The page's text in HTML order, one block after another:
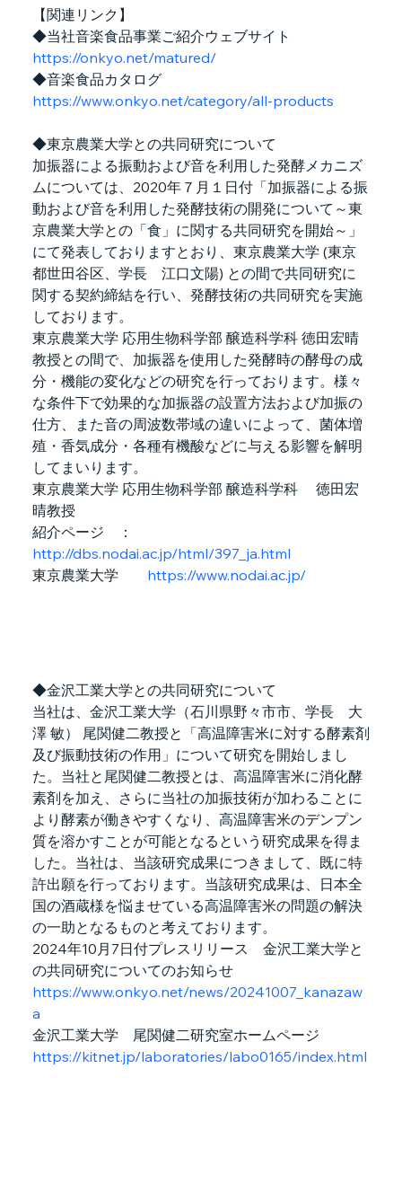
【関連リンク】
◆当社音楽食品事業ご紹介ウェブサイト
https://onkyo.net/matured/
◆音楽食品カタログ
https://www.onkyo.net/category/all-products
◆東京農業大学との共同研究について
加振器による振動および音を利用した発酵メカニズ
ムについては、2020年７月１日付「加振器による振
動および音を利用した発酵技術の開発について～東
京農業大学との「食」に関する共同研究を開始～」
にて発表しておりますとおり、東京農業大学 (東京
都世田谷区、学長　江口文陽) との間で共同研究に
関する契約締結を行い、発酵技術の共同研究を実施
しております。
東京農業大学 応用生物科学部 醸造科学科 徳田宏晴
教授との間で、加振器を使用した発酵時の酵母の成
分・機能の変化などの研究を行っております。様々
な条件下で効果的な加振器の設置方法および加振の
仕方、また音の周波数帯域の違いによって、菌体増
殖・香気成分・各種有機酸などに与える影響を解明
してまいります。
東京農業大学 応用生物科学部 醸造科学科　 徳田宏
晴教授
紹介ページ　：
http://dbs.nodai.ac.jp/html/397_ja.html
東京農業大学 https://www.nodai.ac.jp/
◆金沢工業大学との共同研究について
当社は、金沢工業大学（石川県野々市市、学長　大
澤 敏） 尾関健二教授と「高温障害米に対する酵素剤
及び振動技術の作用」について研究を開始しまし
た。当社と尾関健二教授とは、高温障害米に消化酵
素剤を加え、さらに当社の加振技術が加わることに
より酵素が働きやすくなり、高温障害米のデンプン
質を溶かすことが可能となるという研究成果を得ま
した。当社は、当該研究成果につきまして、既に特
許出願を行っております。当該研究成果は、日本全
国の酒蔵様を悩ませている高温障害米の問題の解決
の一助となるものと考えております。
2024年10月7日付プレスリリース　金沢工業大学と
の共同研究についてのお知らせ
https://www.onkyo.net/news/20241007_kanazaw
a
金沢工業大学　尾関健二研究室ホームページ
https://kitnet.jp/laboratories/labo0165/index.html